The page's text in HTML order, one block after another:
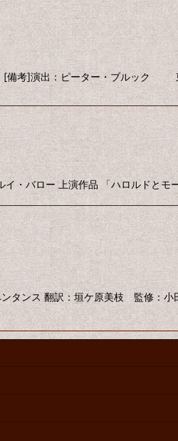
[備考]演出：ピーター・ブルック
ロー 上演作品 「ハロルドとモ
ンス 翻訳：垣ケ原美枝 監修：小